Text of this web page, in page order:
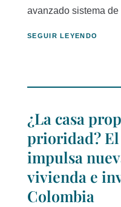
avanzado sistema de
SEGUIR LEYENDO
¿La casa
prioridad?
impulsa
vivienda e
Colombia